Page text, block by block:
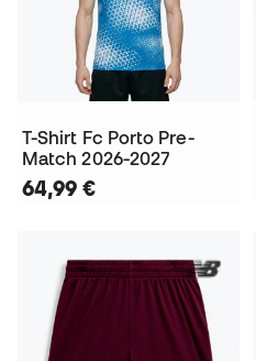
T-Shirt Fc Porto Pre-
Match 2026-2027
64,99 €